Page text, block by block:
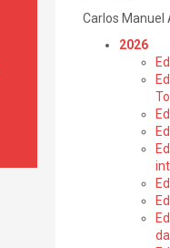
Carlos Manuel
2026